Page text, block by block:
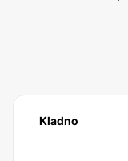
Kladno